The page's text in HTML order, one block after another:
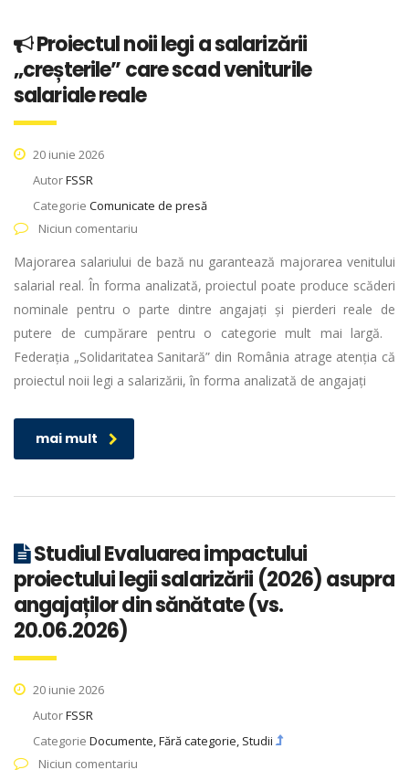
Proiectul noii legi a salarizării
„creșterile” care scad veniturile
salariale reale
20 iunie 2026
AutorFSSR
Categorie Comunicate de presă
Niciun comentariu
Majorarea salariului de bază nu garantează majorarea venitului
salarial real. În forma analizată, proiectul poate produce scăderi
nominale pentru o parte dintre angajați și pierderi reale de
putere de cumpărare pentru o categorie mult mai largă.
Federația „Solidaritatea Sanitară” din România atrage atenția că
proiectul noii legi a salarizării, în forma analizată de angajați
mai mult
Studiul Evaluarea impactului
proiectului legii salarizării (2026) asupra
angajaților din sănătate (vs.
20.06.2026)
20 iunie 2026
AutorFSSR
Categorie Documente, Fără categorie, Studii
Niciun comentariu